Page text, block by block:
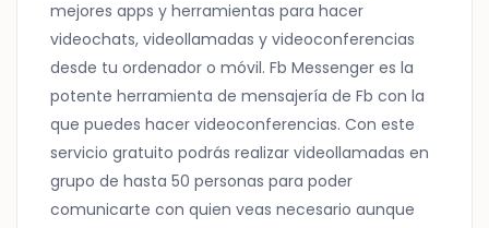
mejores apps y herramientas para hacer
videochats, videollamadas y videoconferencias
desde tu ordenador o móvil. Fb Messenger es la
potente herramienta de mensajería de Fb con la
que puedes hacer videoconferencias. Con este
servicio gratuito podrás realizar videollamadas en
grupo de hasta 50 personas para poder
comunicarte con quien veas necesario aunque